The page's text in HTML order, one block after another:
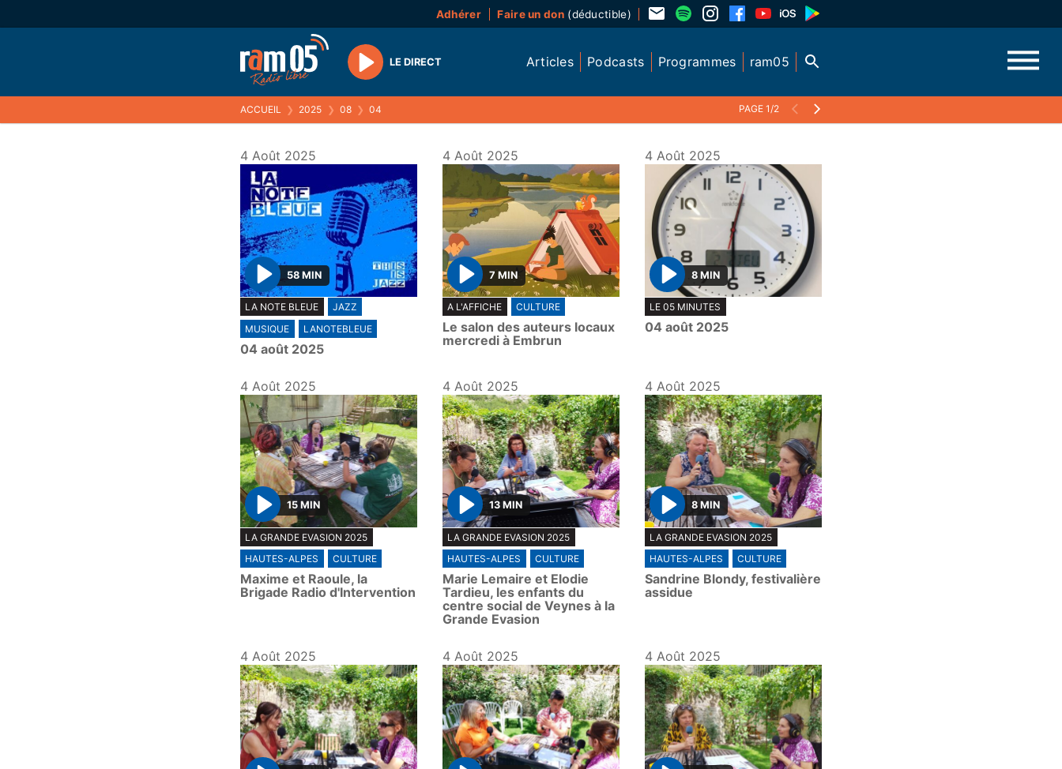
Adhérer Faire un don(déductible)
Play
LE DIRECT Articles Podcasts Programmes ram05
ACCUEIL ❯ 2025 ❯ 08 ❯ 04 PAGE 1/2
4 Août 2025
P
l
a
y
58 MIN
LA NOTE BLEUE
JAZZ
MUSIQUE
LANOTEBLEUE
04 août 2025
4 Août 2025
P
l
a
y
7 MIN
A L'AFFICHE CULTURE
Le salon des auteurs locaux
mercredi à Embrun
4 Août 2025
P
l
a
8 MIN
LE 05 MINUTES
04 août 2025
4 Août 2025
P
l
a
y
15 MIN
LA GRANDE EVASION 2025
HAUTES-ALPES
CULTURE
Maxime et Raoule, la
Brigade Radio d'Intervention
4 Août 2025
P
l
a
y
13 MIN
LA GRANDE EVASION 2025
HAUTES-ALPES
CULTURE
Marie Lemaire et Elodie
Tardieu, les enfants du
centre social de Veynes à la
Grande Evasion
4 Août 2025
P
l
a
y
8 MIN
LA GRANDE EVASION 2025
HAUTES-ALPES
CULTURE
Sandrine Blondy, festivalière
assidue
4 Août 2025 4 Août 2025 4 Août 2025